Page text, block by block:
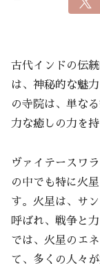
古代インドの伝
は、神秘的な魅
の寺院は、単な
力な癒しの力を
ヴァイテースワ
の中でも特に火
す。火星は、サ
呼ばれ、戦争と
では、火星のエ
て、多くの人々